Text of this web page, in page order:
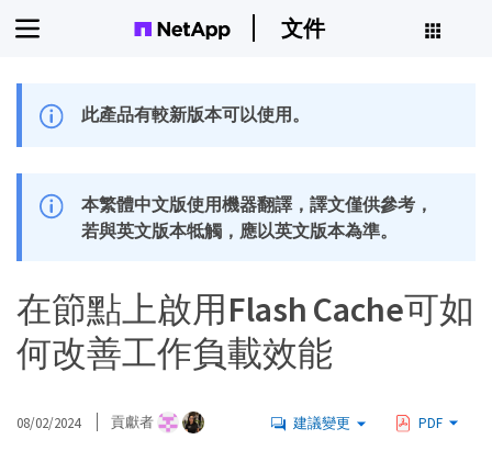
文件
此產品有較新版本可以使用。
本繁體中文版使用機器翻譯，譯文僅供參考，
若與英文版本牴觸，應以英文版本為準。
在節點上啟用Flash Cache可如
何改善工作負載效能
08/02/2024 貢獻者 建議變更 PDF